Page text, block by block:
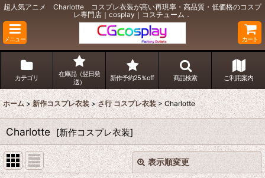
超人気アニメ Charlotte コスプレ衣装が高い再現率・高品質・低価格のコスプ
レ専門店｜cosplay｜コスチューム．
メニュー カート
カテゴリ
在庫品（翌日発
送）
新作予約25％off 商品検索 ご利用案内
ホーム > 新作コスプレ衣装 > さ行 コスプレ衣装 > Charlotte
Charlotte [新作コスプレ衣装]
表示順変更 閉じる